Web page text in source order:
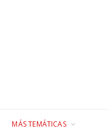
MÁS TEMÁTICAS